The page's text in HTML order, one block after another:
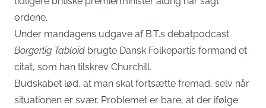
ordene.
Under mandagens udgave af B.T.s debatpodcast
Borgerlig Tabloid brugte Dansk Folkepartis formand et
citat, som han tilskrev Churchill.
Budskabet lød, at man skal fortsætte fremad, selv når
situationen er svær. Problemet er bare, at der ifølge